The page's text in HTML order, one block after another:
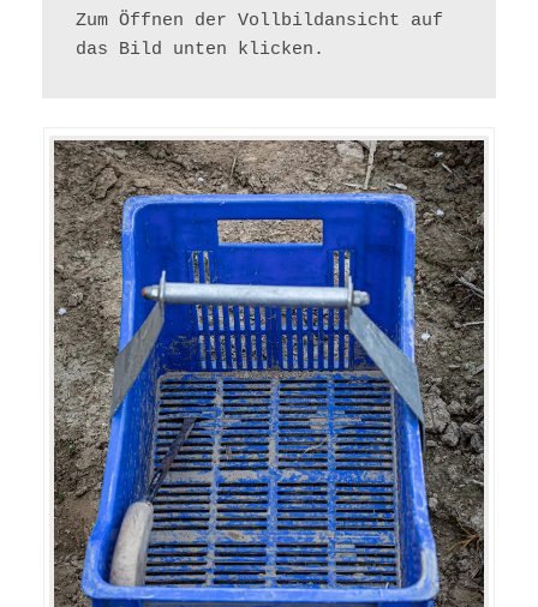
Zum Öffnen der Vollbildansicht auf
das Bild unten klicken.